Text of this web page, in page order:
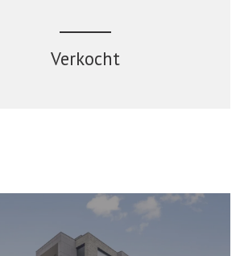
Verkocht